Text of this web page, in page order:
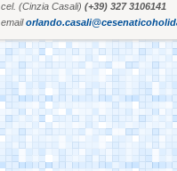
cel. (Cinzia Casali) (+39) 327 3106141
email